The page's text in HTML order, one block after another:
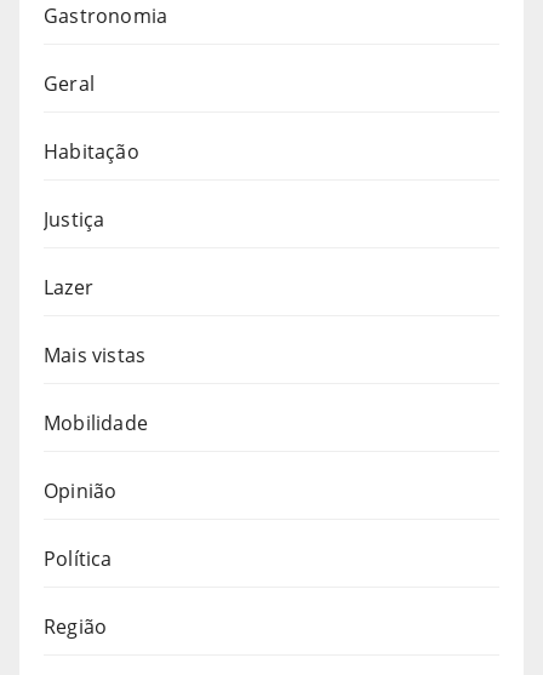
Gastronomia
Geral
Habitação
Justiça
Lazer
Mais vistas
Mobilidade
Opinião
Política
Região